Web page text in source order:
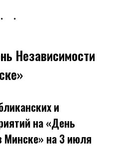
Независимости
и
на «День
Минске» на 3 июля